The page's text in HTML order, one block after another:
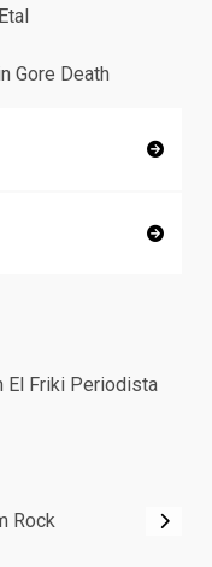
Gore Death
El Friki Periodista